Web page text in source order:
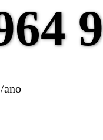
ano